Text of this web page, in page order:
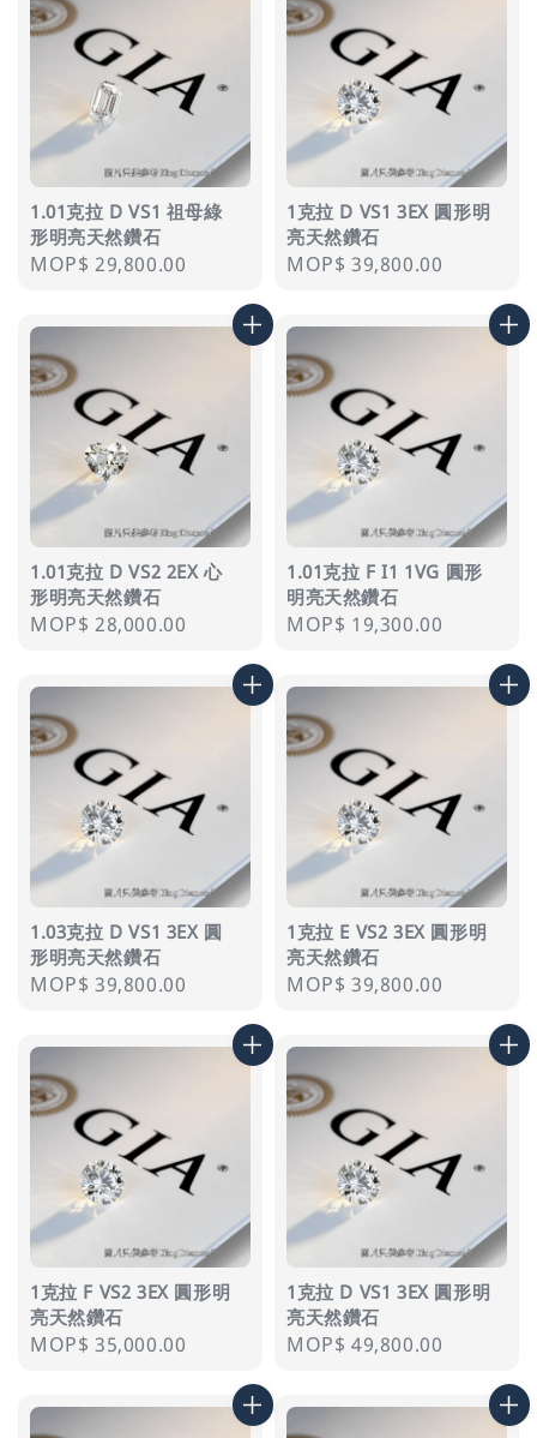
1.01克拉 D VS1 祖母綠
形明亮天然鑽石
Regular
MOP$ 29,800.00
1克拉 D VS1 3EX 圓形明
亮天然鑽石
Regular
MOP$ 39,800.00
1.01克拉 D VS2 2EX 心
形明亮天然鑽石
Regular
MOP$ 28,000.00
1.01克拉 F I1 1VG 圓形
明亮天然鑽石
Regular
MOP$ 19,300.00
1.03克拉 D VS1 3EX 圓
形明亮天然鑽石
Regular
MOP$ 39,800.00
1克拉 E VS2 3EX 圓形明
亮天然鑽石
Regular
MOP$ 39,800.00
1克拉 F VS2 3EX 圓形明
亮天然鑽石
Regular
MOP$ 35,000.00
1克拉 D VS1 3EX 圓形明
亮天然鑽石
Regular
MOP$ 49,800.00